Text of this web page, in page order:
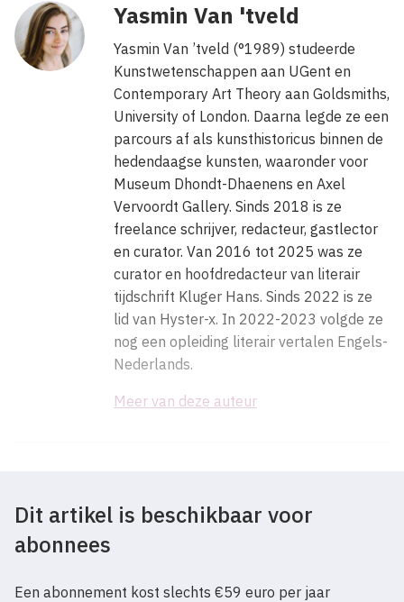
Yasmin Van 'tveld
Yasmin Van ’tveld (°1989) studeerde
Kunstwetenschappen aan UGent en
Contemporary Art Theory aan Goldsmiths,
University of London. Daarna legde ze een
parcours af als kunsthistoricus binnen de
hedendaagse kunsten, waaronder voor
Museum Dhondt-Dhaenens en Axel
Vervoordt Gallery. Sinds 2018 is ze
freelance schrijver, redacteur, gastlector
en curator. Van 2016 tot 2025 was ze
curator en hoofdredacteur van literair
tijdschrift Kluger Hans. Sinds 2022 is ze
lid van Hyster-x. In 2022-2023 volgde ze
nog een opleiding literair vertalen Engels-
Nederlands.
Meer van deze auteur
Dit artikel is beschikbaar voor
abonnees
Een abonnement kost slechts €59 euro per jaar